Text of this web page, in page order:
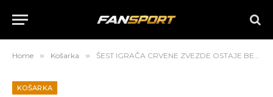
Home » Košarka » ŠEST IGRAČA CRVENE ZVEZDE OSTAJE BEZ UGOVORA?! Trojica su „zakatančeni“!
KOŠARKA